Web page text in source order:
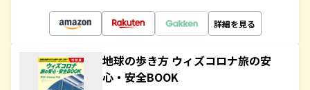
詳細を見る
地球の歩き方 ウィズコロナ旅の安
心・安全BOOK